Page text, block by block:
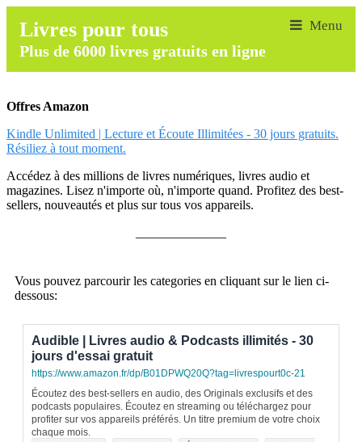
Livres pour tous
Plus de 6000 livres gratuits en ligne
Offres Amazon
Kindle Unlimited | Lecture et Écoute Illimitées - 30 jours gratuits.
Résiliez à tout moment.
Accédez à des millions de livres numériques, livres audio et
magazines. Lisez n'importe où, n'importe quand. Profitez des best-
sellers, nouveautés et plus sur tous vos appareils.
Vous pouvez parcourir les categories en cliquant sur le lien ci-
dessous:
Audible | Livres audio & Podcasts illimités - 30
jours d'essai gratuit
https://www.amazon.fr/dp/B01DPWQ20Q?tag=livrespourt0c-21
Écoutez des best-sellers en audio, des Originals exclusifs et des
podcasts populaires. Écoutez en streaming ou téléchargez pour
profiter sur vos appareils préférés. Un titre premium de votre choix
chaque mois.